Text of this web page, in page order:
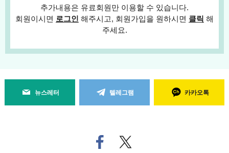
추가내용은 유료회원만 이용할 수 있습니다.
회원이시면 로그인 해주시고, 회원가입을 원하시면 클릭 해
주세요.
뉴스레터 텔레그램 카카오톡
페
이
트위
터로